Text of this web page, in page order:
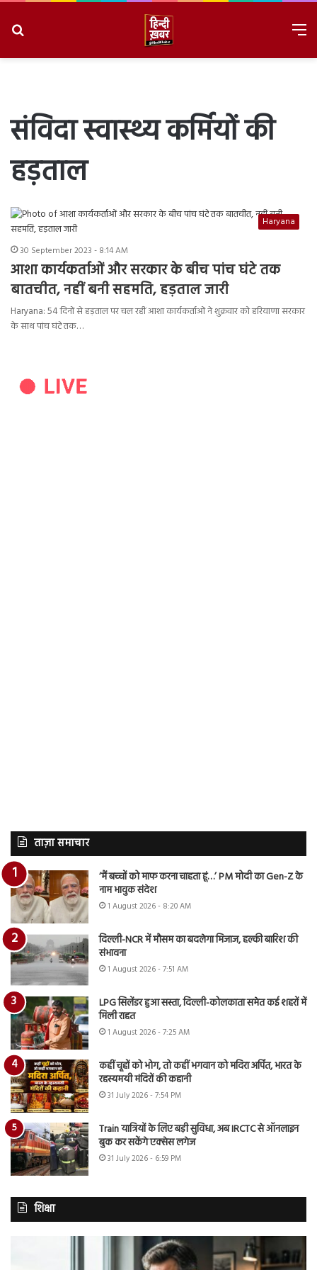
संविदा स्वास्थ्य कर्मियों की
हड़ताल
Haryana
30 September 2023 - 8:14 AM
आशा कार्यकर्ताओं और सरकार के बीच पांच घंटे तक
बातचीत, नहीं बनी सहमति, हड़ताल जारी
Haryana: 54 दिनों से हड़ताल पर चल रहीं आशा कार्यकर्ताओं ने शुक्रवार को हरियाणा सरकार
के साथ पांच घंटे तक…
ताज़ा समाचार
‘मैं बच्चों को माफ करना चाहता हूं…’ PM मोदी का Gen-Z के
नाम भावुक संदेश
1 August 2026 - 8:20 AM
दिल्ली-NCR में मौसम का बदलेगा मिजाज, हल्की बारिश की
संभावना
1 August 2026 - 7:51 AM
LPG सिलेंडर हुआ सस्ता, दिल्ली-कोलकाता समेत कई शहरों में
मिली राहत
1 August 2026 - 7:25 AM
कहीं चूहों को भोग, तो कहीं भगवान को मदिरा अर्पित, भारत के
रहस्यमयी मंदिरों की कहानी
31 July 2026 - 7:54 PM
Train यात्रियों के लिए बड़ी सुविधा, अब IRCTC से ऑनलाइन
बुक कर सकेंगे एक्सेस लगेज
31 July 2026 - 6:59 PM
शिक्षा